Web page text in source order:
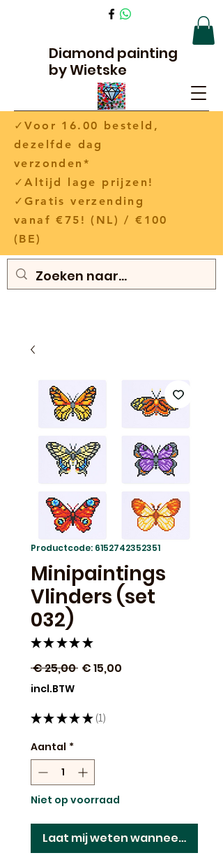
Diamond painting
by Wietske
✓Voor 16.00 besteld,
dezelfde dag
verzonden*
✓Altijd lage prijzen!
✓Gratis verzending
vanaf €75! (NL) / €100
(BE)
Productcode: 6152742352351
Minipaintings
Vlinders (set
032)
★ ★ ★ ★ ★
€ 25,00 Normale
€ 15,00
incl.BTW
★ ★ ★ ★ ★ 1
1
Aantal *
Niet op voorraad
Laat mij weten wanneer dit